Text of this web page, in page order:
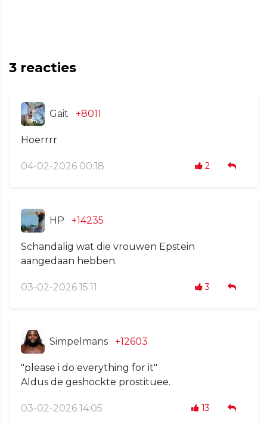
3 reacties
Gait +8011
Hoerrrr
04-02-2026 00:18 2
HP +14235
Schandalig wat die vrouwen Epstein
aangedaan hebben.
03-02-2026 15:11 3
Simpelmans +12603
"please i do everything for it"
Aldus de geshockte prostituee.
03-02-2026 14:05 13